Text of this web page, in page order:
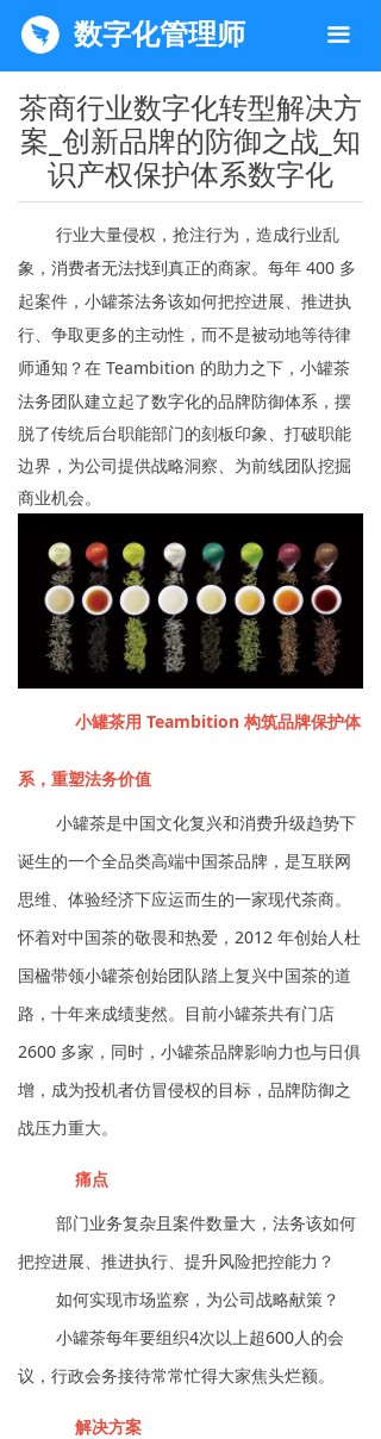
끀
数字化管理师
茶商行业数字化转型解决方
案_创新品牌的防御之战_知
识产权保护体系数字化
行业大量侵权，抢注行为，造成行业乱
象，消费者无法找到真正的商家。每年 400 多
起案件，小罐茶法务该如何把控进展、推进执
行、争取更多的主动性，而不是被动地等待律
师通知？在 Teambition 的助力之下，小罐茶
法务团队建立起了数字化的品牌防御体系，摆
脱了传统后台职能部门的刻板印象、打破职能
边界，为公司提供战略洞察、为前线团队挖掘
商业机会。
小罐茶用 Teambition 构筑品牌保护体
系，重塑法务价值
小罐茶是中国文化复兴和消费升级趋势下
诞生的一个全品类高端中国茶品牌，是互联网
思维、体验经济下应运而生的一家现代茶商。
怀着对中国茶的敬畏和热爱，2012 年创始人杜
国楹带领小罐茶创始团队踏上复兴中国茶的道
路，十年来成绩斐然。目前小罐茶共有门店
2600 多家，同时，小罐茶品牌影响力也与日俱
增，成为投机者仿冒侵权的目标，品牌防御之
战压力重大。
痛点
部门业务复杂且案件数量大，法务该如何
把控进展、推进执行、提升风险把控能力？
如何实现市场监察，为公司战略献策？
小罐茶每年要组织4次以上超600人的会
议，行政会务接待常常忙得大家焦头烂额。
解决方案